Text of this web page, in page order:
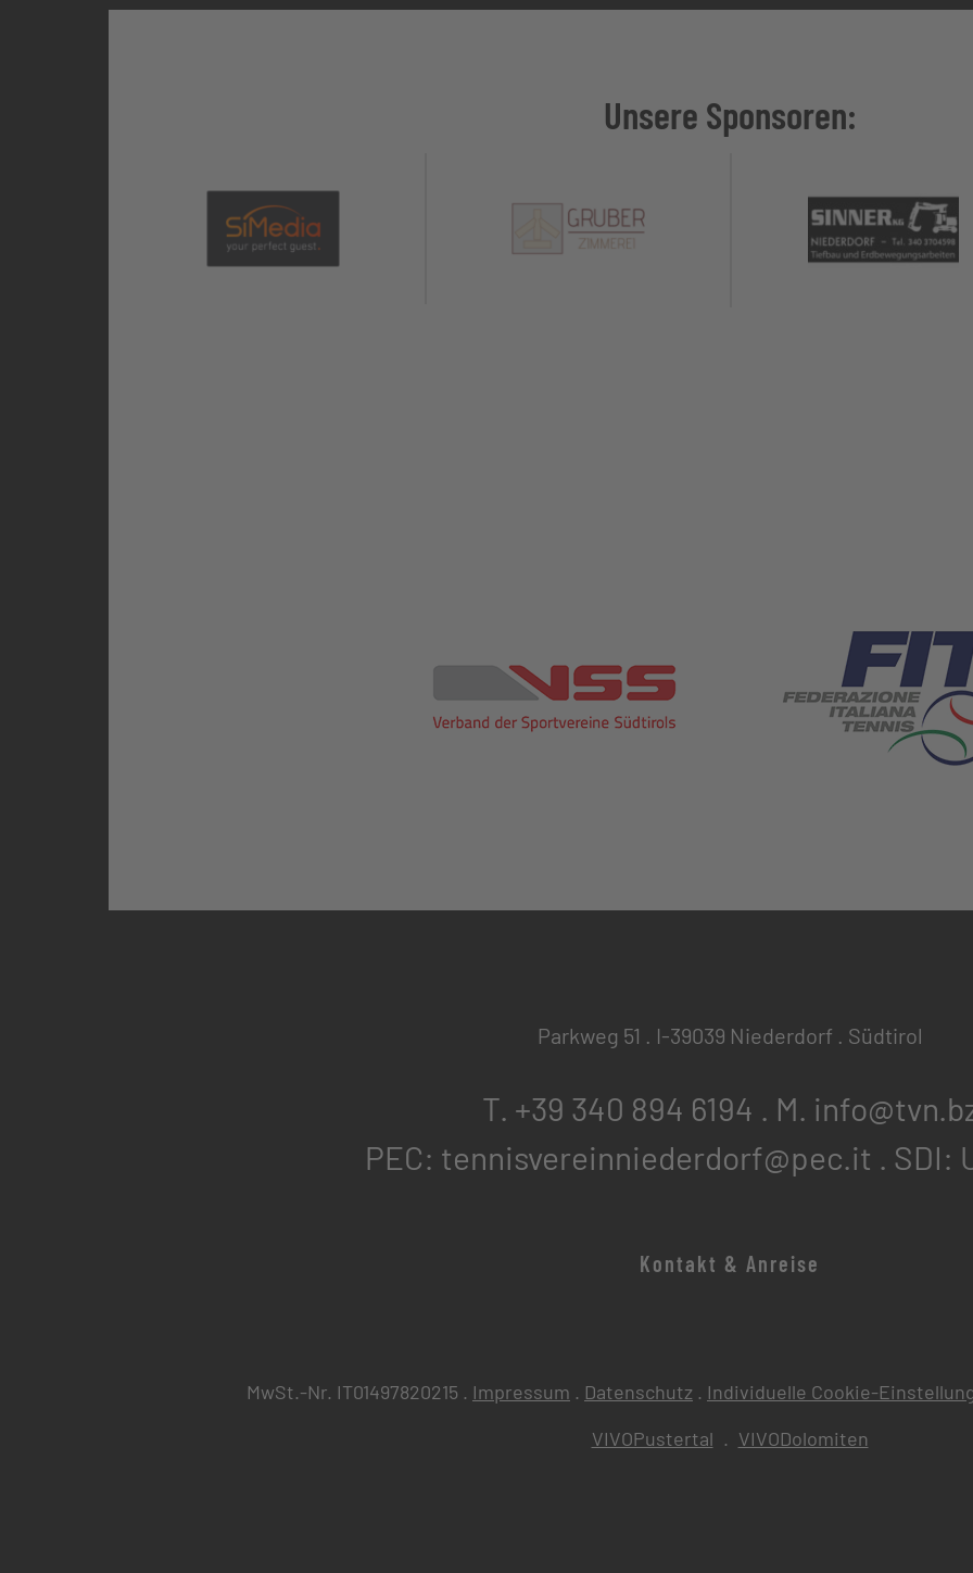
Unsere Sponsoren:
Parkweg 51 . I-39039 Niederdorf . Südtirol
T. +39 340 894 6194 . M.
PEC: tennisvereinniederdorf@pec.it . SDI:
Kontakt & Anreise
MwSt.-Nr. IT01497820215 . Impressum . Datenschutz . Individuelle Cookie-
VIVOPustertal . VIVODolomiten